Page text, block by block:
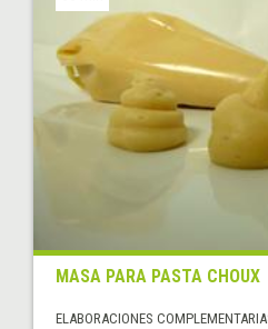
MASA PARA PASTA CHOUX
ELABORACIONES